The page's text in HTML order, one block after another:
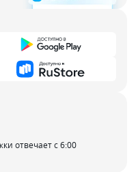
отвечает с 6:00